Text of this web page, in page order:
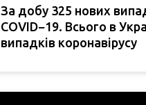
За добу 325 нових
COVID−19. Всього в
випадків коронавірусу